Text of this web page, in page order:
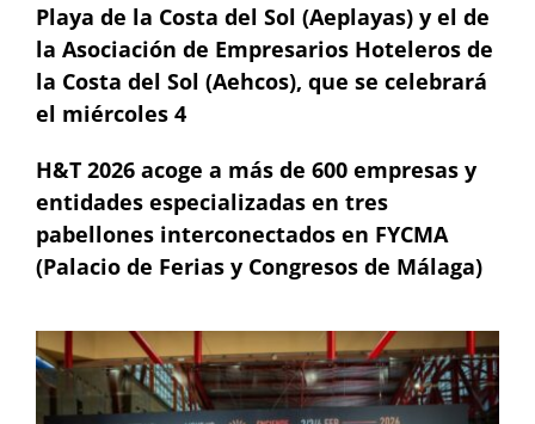
Playa de la Costa del Sol (Aeplayas) y el de
la Asociación de Empresarios Hoteleros de
la Costa del Sol (Aehcos), que se celebrará
el miércoles 4
H&T 2026 acoge a más de 600 empresas y
entidades especializadas en tres
pabellones interconectados en FYCMA
(Palacio de Ferias y Congresos de Málaga)